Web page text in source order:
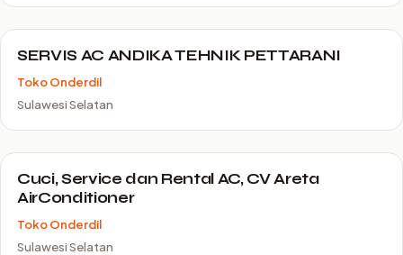
SERVIS AC ANDIKA TEHNIK PETTARANI
Toko Onderdil
Sulawesi Selatan
Cuci, Service dan Rental AC, CV Areta
AirConditioner
Toko Onderdil
Sulawesi Selatan